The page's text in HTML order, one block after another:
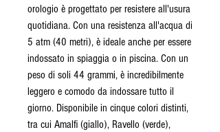
orologio è progettato per resistere all'usura
quotidiana. Con una resistenza all'acqua di
5 atm (40 metri), è ideale anche per essere
indossato in spiaggia o in piscina. Con un
peso di soli 44 grammi, è incredibilmente
leggero e comodo da indossare tutto il
giorno. Disponibile in cinque colori distinti,
tra cui Amalfi (giallo), Ravello (verde),